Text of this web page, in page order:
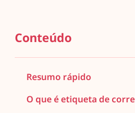
Conteúdo
Resumo rápido
O que é etiqueta de